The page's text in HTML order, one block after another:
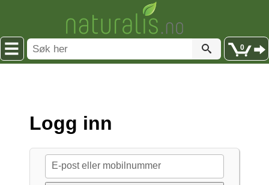
0
Logg inn
E-post eller mobilnummer